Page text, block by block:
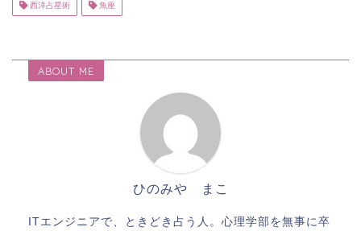
西洋占星術 魚座
ABOUT ME
ひのみや まこ
ITエンジニアで、ときどき占う人。心理学部を無事に卒